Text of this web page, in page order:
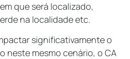
que será localizado,
na localidade etc.
significativamente o
neste mesmo cenário, o CA